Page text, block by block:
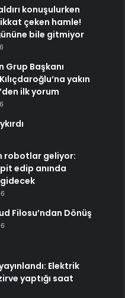
konuşulurken
çeken hamle!
bile gitmiyor
Grup Başkanı
yakın
ilk yorum
robotlar geliyor:
edip anında
Filosu’ndan Dönüş
Elektrik
yaptığı saat